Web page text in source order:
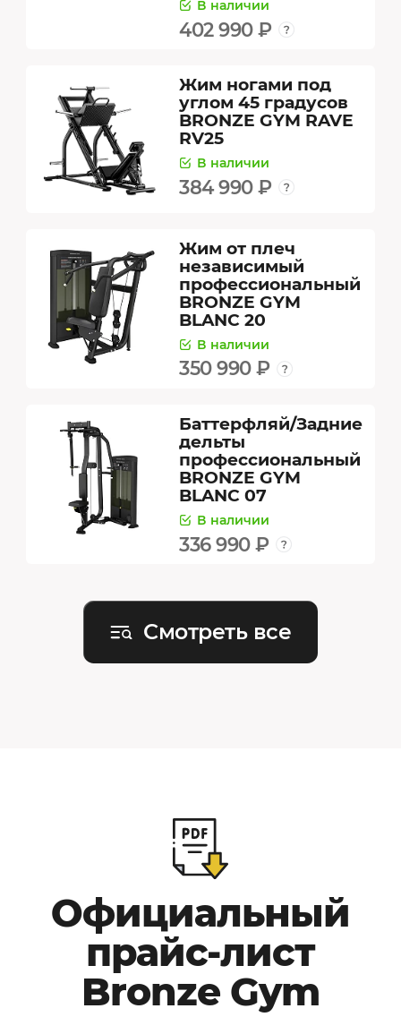
В наличии
402 990 ₽
Жим ногами под
углом 45 градусов
BRONZE GYM RAVE
RV25
В наличии
384 990 ₽
Жим от плеч
независимый
профессиональный
BRONZE GYM
BLANC 20
В наличии
350 990 ₽
Баттерфляй/Задние
дельты
профессиональный
BRONZE GYM
BLANC 07
В наличии
336 990 ₽
Смотреть все
Официальный
прайс-лист
Bronze Gym